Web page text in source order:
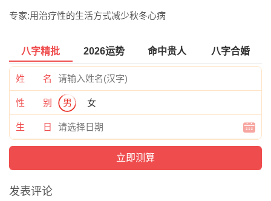
专家:用治疗性的生活方式减少秋冬心病
八字精批 2026运势 命中贵人 八字合婚
姓 名
性 别 男 女
生 日
发表评论